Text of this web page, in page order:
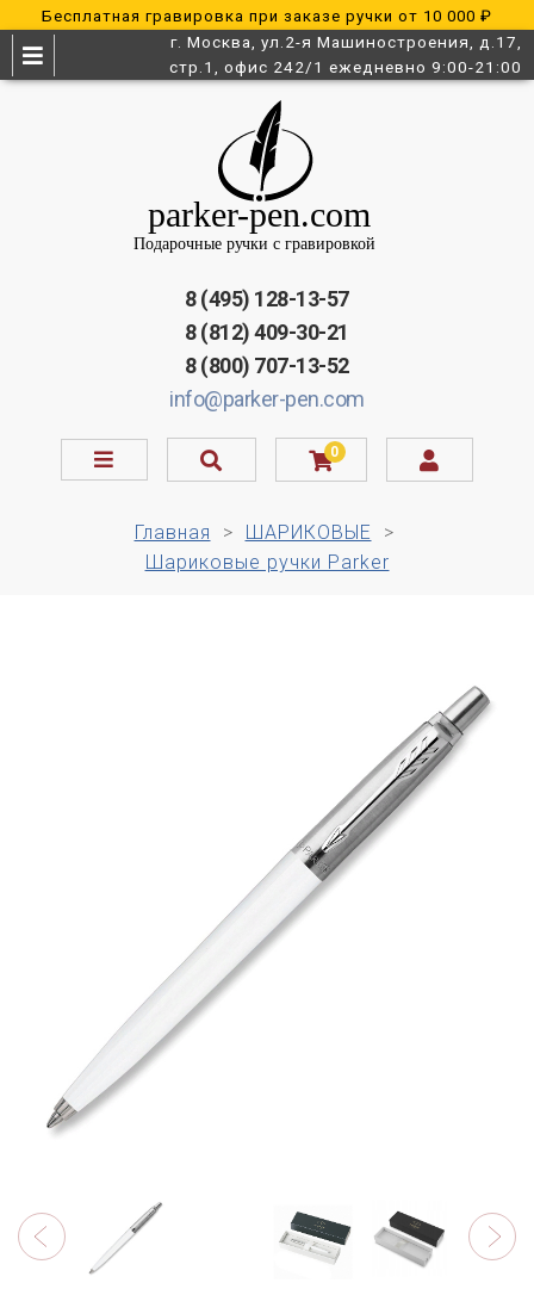
Бесплатная гравировка при заказе ручки от 10 000 ₽
г. Москва, ул.2-я Машиностроения, д.17,
стр.1, офис 242/1 ежедневно 9:00-21:00
8 (495) 128-13-57
8 (812) 409-30-21
8 (800) 707-13-52
info@parker-pen.com
0
Главная
ШАРИКОВЫЕ
Шариковые ручки Parker